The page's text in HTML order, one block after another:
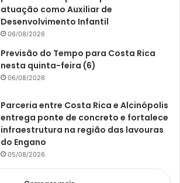
atuação como Auxiliar de
Desenvolvimento Infantil
06/08/2026
Previsão do Tempo para Costa Rica
nesta quinta-feira (6)
06/08/2026
Parceria entre Costa Rica e Alcinópolis
entrega ponte de concreto e fortalece
infraestrutura na região das lavouras
do Engano
05/08/2026